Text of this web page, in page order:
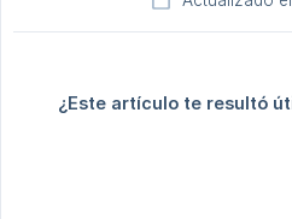
¿Este artículo te resultó